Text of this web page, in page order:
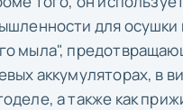
для осушки
мыла",
аккумуляторах, в
а также как